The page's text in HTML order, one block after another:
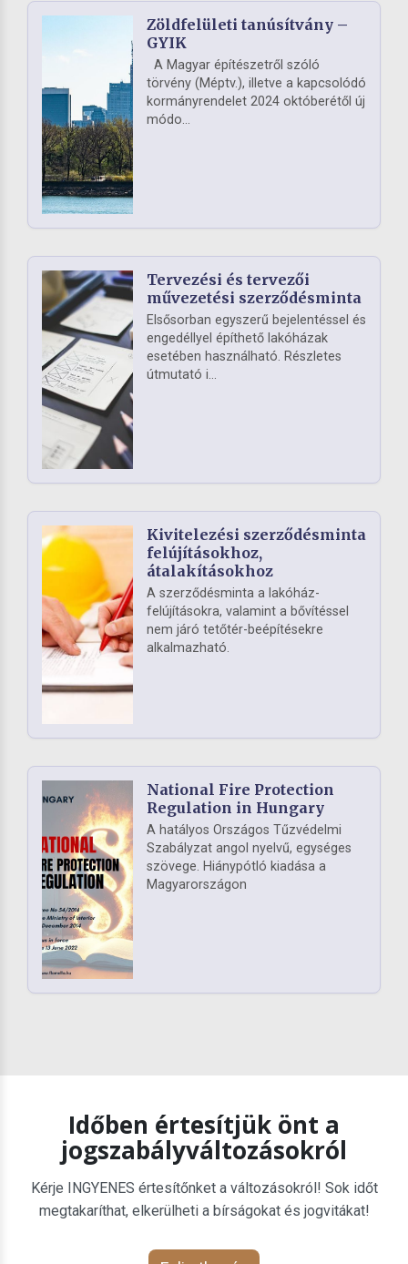
Zöldfelületi tanúsítvány –
GYIK
A Magyar építészetről szóló
törvény (Méptv.), illetve a kapcsolódó
kormányrendelet 2024 októberétől új
módo...
Tervezési és tervezői
művezetési szerződésminta
Elsősorban egyszerű bejelentéssel és
engedéllyel építhető lakóházak
esetében használható. Részletes
útmutató i...
Kivitelezési szerződésminta
felújításokhoz,
átalakításokhoz
A szerződésminta a lakóház-
felújításokra, valamint a bővítéssel
nem járó tetőtér-beépítésekre
alkalmazható.
National Fire Protection
Regulation in Hungary
A hatályos Országos Tűzvédelmi
Szabályzat angol nyelvű, egységes
szövege. Hiánypótló kiadása a
Magyarországon
Időben értesítjük önt a
jogszabályváltozásokról
Kérje INGYENES értesítőnket a változásokról! Sok időt
megtakaríthat, elkerülheti a bírságokat és jogvitákat!